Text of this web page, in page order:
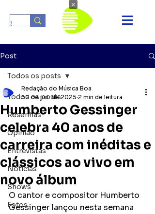
Post
Todos os posts
Resenhas
Opinião
Entrevistas
Notícias
Shows
Fotos
Todos os posts
Humberto Gessinger
celebra 40 anos de
carreira com inéditas e
clássicos ao vivo em
novo álbum
Redação do Música Boa
30 de jun. de 2025 2 min de leitura
O cantor e compositor Humberto
Gessinger lançou nesta semana
×